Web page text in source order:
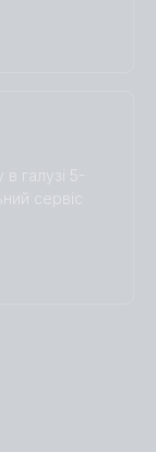
галузі 5-
сервіс